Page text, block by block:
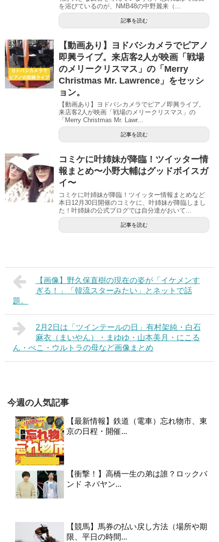
を浴びているのが、NMB48の中野麗来（...
記事を読む
【動画あり】ヨドバシカメラでピアノ
即興ライブ。来店客2人が映画「戦場
のメリークリスマス」の「Merry
Christmas Mr. Lawrence」をセッシ
ョン。
【動画あり】ヨドバシカメラでピアノ即興ライブ。
来店客2人が映画「戦場のメリークリスマス」の
「Merry Christmas Mr. Lawr...
記事を読む
コミケに叶姉妹が降臨！ツイッター情
報まとめ〜小野大輔はグッドボイスガ
イ〜
コミケに叶姉妹が降臨！ツイッター情報まとめなど
本日12月30日開催のコミケに、叶姉妹が降臨しまし
た！叶姉妹の公式ブログでは自分達がおいて...
記事を読む
【画像】野久保直樹の現在の姿が「イケメンす
ぎる！」「韓流スターみたい」とネットで話
題。
2月2日は「ツインテールの日」有村架純・白石
麻衣（まいやん）・まゆゆ・山本美月・にこる
ん・ぺこ・ウルトラの母など画像まとめ
今週の人気記事
【最新情報】鉄道（電車）忘れ物市、東
京の日程・開催...
【衝撃！】高橋一生の弟は誰？ロックバ
ンド ネバヤン...
【競馬】馬券の払い戻し方法（場所や期
限、平日の時間...